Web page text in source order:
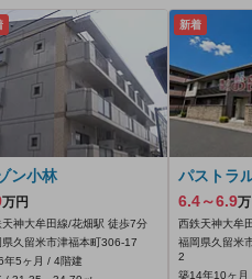
ン小林
万円
天神大牟田線/花畑駅 徒歩7分
県久留米市津福本町306‐17
年5ヶ月 / 4階建
新着
パストラ
6.4～6.9
西鉄天神大牟
福岡県久留米
2
築14年10ヶ月